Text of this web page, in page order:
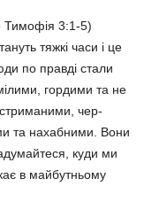
Тимофія 3:1-5)
тяжкі часи і це
по правді стали
горди­ми та не
чер­
та нахабними. Вони
куди ми
в майбутньому